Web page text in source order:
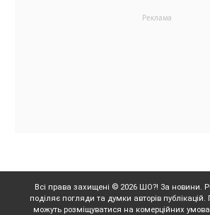
Всі права захищені © 2026 ШО?! За новини.
поділяє погляди та думки авторів публікацій.
можуть розміщуватися на комерційних